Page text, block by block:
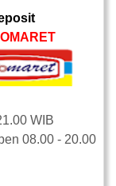
WIB
08.00 - 20.00